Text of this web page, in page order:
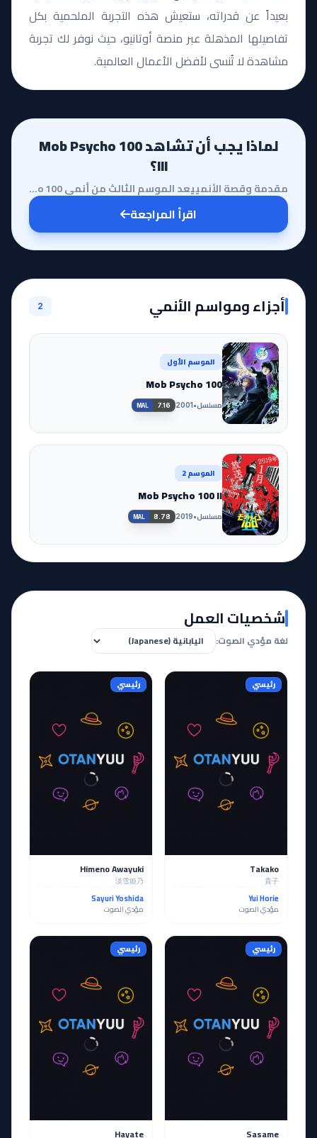
بعيداً عن قدراته، ستعيش هذه التجربة الملحمية بكل
تفاصيلها المذهلة عبر منصة أوتانيو، حيث نوفر لك تجربة
مشاهدة لا تُنسى لأفضل الأعمال العالمية.
لماذا يجب أن تشاهد Mob Psycho 100
III؟
مقدمة وقصة الأنمييعد الموسم الثالث من أنمي Mob Psycho 100 تتويجاً لواحدة من أعظم رحلات التطور النفسي...
اقرأ المراجعة
أجزاء ومواسم الأنمي 2
الموسم الأول
Mob Psycho 100
مسلسل•
2001
MAL 7.16
الموسم 2
Mob Psycho 100 II
مسلسل•
2019
MAL 8.78
شخصيات العمل
لغة مؤدي الصوت:
رئيسي
Takako
貴子
Yui Horie
مؤدي الصوت
رئيسي
Himeno Awayuki
淡雪姫乃
Sayuri Yoshida
مؤدي الصوت
رئيسي
Sasame
رئيسي
Hayate